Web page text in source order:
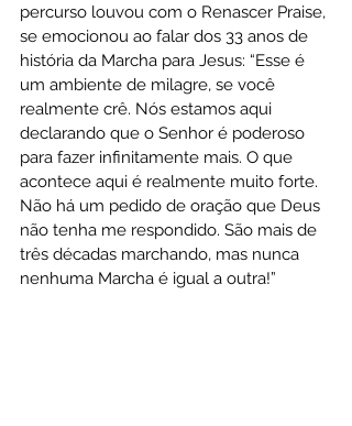
percurso louvou com o Renascer Praise,
se emocionou ao falar dos 33 anos de
história da Marcha para Jesus: “Esse é
um ambiente de milagre, se você
realmente crê. Nós estamos aqui
declarando que o Senhor é poderoso
para fazer infinitamente mais. O que
acontece aqui é realmente muito forte.
Não há um pedido de oração que Deus
não tenha me respondido. São mais de
três décadas marchando, mas nunca
nenhuma Marcha é igual a outra!”